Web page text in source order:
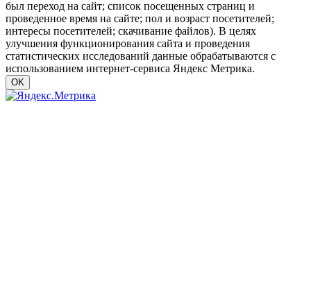
был переход на сайт; список посещенных страниц и
проведенное время на сайте; пол и возраст посетителей;
интересы посетителей; скачивание файлов). В целях
улучшения функционирования сайта и проведения
статистических исследований данные обрабатываются с
использованием интернет-сервиса Яндекс Метрика.
OK